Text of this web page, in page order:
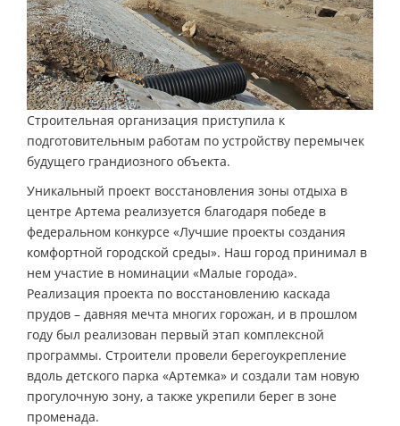
Строительная организация приступила к
подготовительным работам по устройству перемычек
будущего грандиозного объекта.
Уникальный проект восстановления зоны отдыха в
центре Артема реализуется благодаря победе в
федеральном конкурсе «Лучшие проекты создания
комфортной городской среды». Наш город принимал в
нем участие в номинации «Малые города».
Реализация проекта по восстановлению каскада
прудов – давняя мечта многих горожан, и в прошлом
году был реализован первый этап комплексной
программы. Строители провели берегоукрепление
вдоль детского парка «Артемка» и создали там новую
прогулочную зону, а также укрепили берег в зоне
променада.